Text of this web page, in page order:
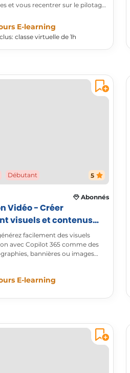
et vous recentrer sur le pilotage
E-learning
classe virtuelle de 1h
Débutant 5
Abonnés
Vidéo - Créer
visuels et contenus
365facilement des visuels
avec Copilot 365 comme des
bannières ou images
E-learning